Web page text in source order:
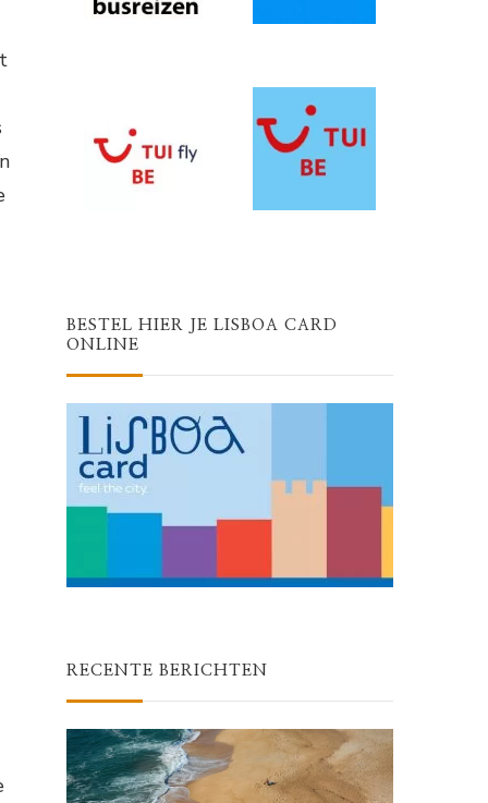
BESTEL HIER JE LISBOA CARD
ONLINE
RECENTE BERICHTEN